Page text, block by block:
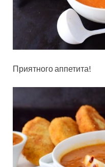
Приятного аппетита!